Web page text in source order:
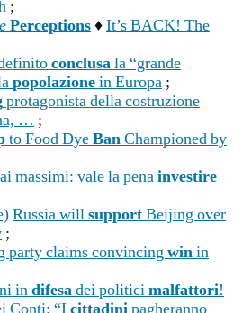
;
Perceptions♦It’s BACK! The
conclusala “grande
popolazionein Europa ;
protagonista della costruzione
… ;
to Food DyeBanChampioned by
ai massimi: vale la penainvestire
Russia willsupportBeijing over
;
party claims convincingwinin
indifesadei politicimalfattori!